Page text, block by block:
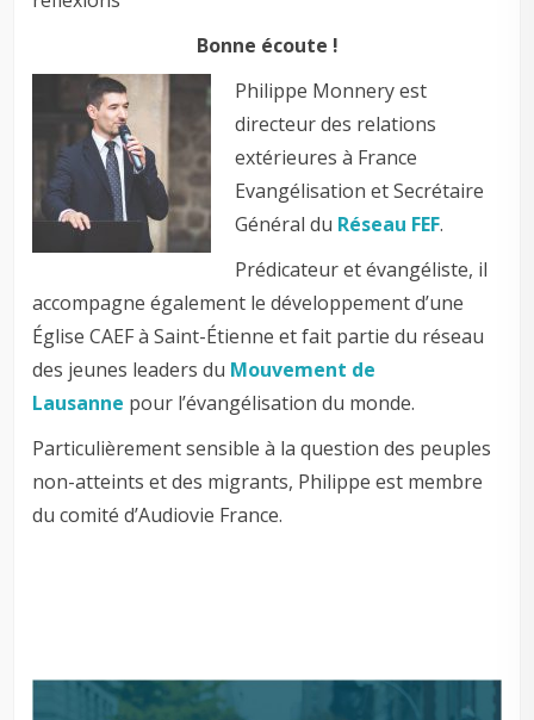
Bonne écoute !
Philippe Monnery est
directeur des relations
extérieures à France
Evangélisation et Secrétaire
Général du Réseau FEF.
Prédicateur et évangéliste, il
accompagne également le développement d’une
Église CAEF à Saint-Étienne et fait partie du réseau
des jeunes leaders du Mouvement de
Lausanne pour l’évangélisation du monde.
Particulièrement sensible à la question des peuples
non-atteints et des migrants, Philippe est membre
du comité d’Audiovie France.